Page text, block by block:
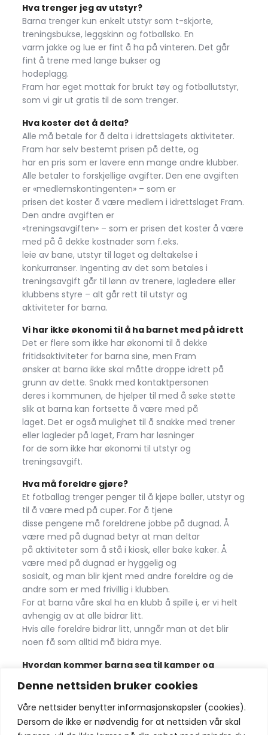
Denne nettsiden bruker cookies
Våre nettsider benytter informasjonskapsler (cookies).
Dersom de ikke er nødvendig for at nettsiden vår skal
Hva trenger jeg av utstyr?
Barna trenger kun enkelt utstyr som t-skjorte,
treningsbukse, leggskinn og fotballsko. En
varm jakke og lue er fint å ha på vinteren. Det går
fint å trene med lange bukser og
hodeplagg.
Fram har eget mottak for brukt tøy og fotballutstyr,
som vi gir ut gratis til de som trenger.
Hva koster det å delta?
Alle må betale for å delta i idrettslagets aktiviteter.
Fram har selv bestemt prisen på dette, og
har en pris som er lavere enn mange andre klubber.
Alle betaler to forskjellige avgifter. Den ene avgiften
er «medlemskontingenten» – som er
prisen det koster å være medlem i idrettslaget Fram.
Den andre avgiften er
«treningsavgiften» – som er prisen det koster å være
med på å dekke kostnader som f.eks.
leie av bane, utstyr til laget og deltakelse i
konkurranser. Ingenting av det som betales i
treningsavgift går til lønn av trenere, lagledere eller
klubbens styre – alt går rett til utstyr og
aktiviteter for barna.
Vi har ikke økonomi til å ha barnet med på idrett
Det er flere som ikke har økonomi til å dekke
fritidsaktiviteter for barna sine, men Fram
ønsker at barna ikke skal måtte droppe idrett på
grunn av dette. Snakk med kontaktpersonen
deres i kommunen, de hjelper til med å søke støtte
slik at barna kan fortsette å være med på
laget. Det er også mulighet til å snakke med trener
eller lagleder på laget, Fram har løsninger
for de som ikke har økonomi til utstyr og
treningsavgift.
Hva må foreldre gjøre?
Et fotballag trenger penger til å kjøpe baller, utstyr og
til å være med på cuper. For å tjene
disse pengene må foreldrene jobbe på dugnad. Å
være med på dugnad betyr at man deltar
på aktiviteter som å stå i kiosk, eller bake kaker. Å
være med på dugnad er hyggelig og
sosialt, og man blir kjent med andre foreldre og de
andre som er med frivillig i klubben.
For at barna våre skal ha en klubb å spille i, er vi helt
avhengig av at alle bidrar litt.
Hvis alle foreldre bidrar litt, unngår man at det blir
noen få som alltid må bidra mye.
Hvordan kommer barna seg til kamper og
Det er foreldrene på laget som kjører til kampene.
Dette er ikke betalt av klubben.
Det er både sosialt og miljøvennlig, at bilene fylles
helt opp med spillere.